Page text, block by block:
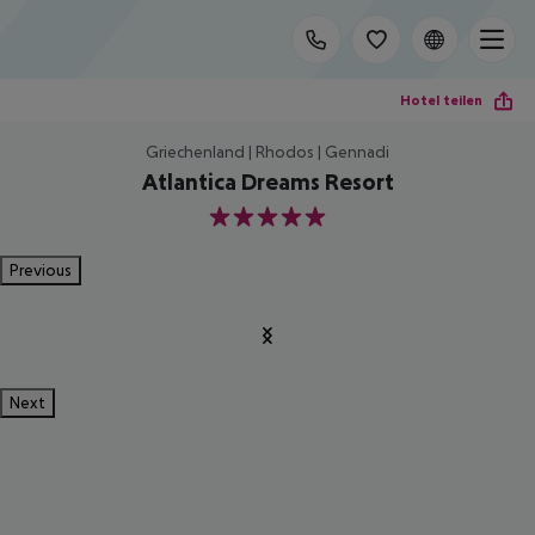
Hotel teilen
Griechenland | Rhodos | Gennadi
Atlantica Dreams Resort
5
Previous
Next